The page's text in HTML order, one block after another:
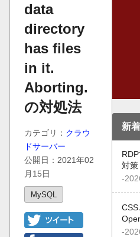
data
directory
has files
in it.
Aborting.
の対処法
カテゴリ： クラウ
ドサーバー
公開日：2021年02
月15日
MySQL
新
対策
-
-